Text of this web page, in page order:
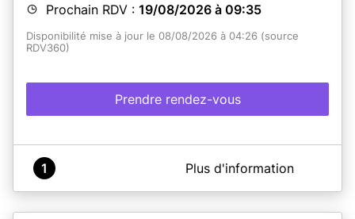
Prochain RDV : 19/08/2026 à 09:35
Disponibilité mise à jour le 08/08/2026 à 04:26 (source
RDV360)
Prendre rendez-vous
A propos de Service CNI-PASSEPORT-RECENSEMENT
CITOYEN Militaire DE REMIRE-MONTJOLY
1 Plus d'information